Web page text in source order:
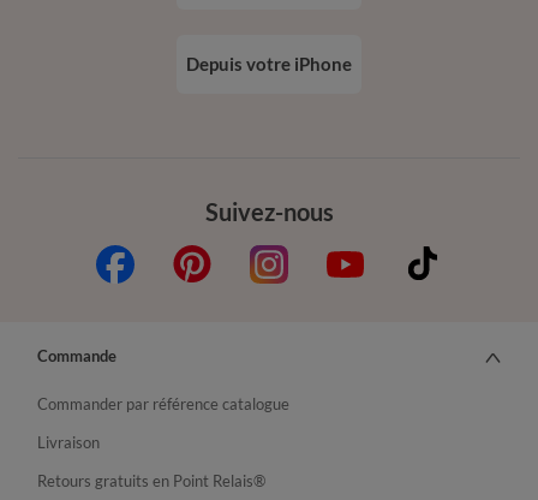
Suivez-nous
Depuis votre iPhone
Commande
Commander par référence catalogue
Livraison
Retours gratuits en Point Relais®